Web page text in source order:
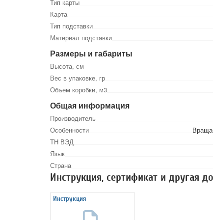
Тип карты
Карта
Тип подставки
Материал подставки
Размеры и габариты
Высота, см
Вес в упаковке, гр
Объем коробки, м3
Общая информация
Производитель
Особенности
ТН ВЭД
Язык
Страна
Инструкция, сертификат и другая
Инструкция